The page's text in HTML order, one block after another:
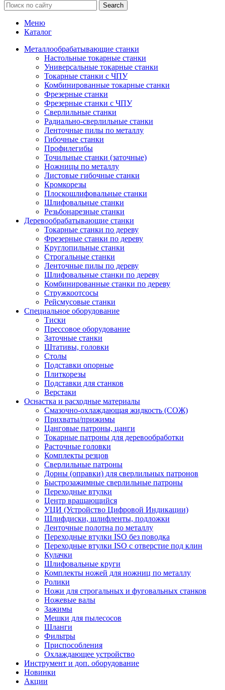
Search
Меню
Каталог
Металлообрабатывающие станки
Настольные токарные станки
Универсальные токарные станки
Токарные станки с ЧПУ
Комбинированные токарные станки
Фрезерные станки
Фрезерные станки с ЧПУ
Сверлильные станки
Радиально-сверлильные станки
Ленточные пилы по металлу
Гибочные станки
Профилегибы
Точильные станки (заточные)
Ножницы по металлу
Листовые гибочные станки
Кромкорезы
Плоскошлифовальные станки
Шлифовальные станки
Резьбонарезные станки
Деревообрабатывающие станки
Токарные станки по дереву
Фрезерные станки по дереву
Круглопильные станки
Строгальные станки
Ленточные пилы по дереву
Шлифовальные станки по дереву
Комбинированные станки по дереву
Стружкоотсосы
Рейсмусовые станки
Специальное оборудование
Тиски
Прессовое оборудование
Заточные станки
Штативы, головки
Столы
Подставки опорные
Плиткорезы
Подставки для станков
Верстаки
Оснастка и расходные материалы
Смазочно-охлаждающая жидкость (СОЖ)
Прихваты/прижимы
Цанговые патроны, цанги
Токарные патроны для деревообработки
Расточные головки
Комплекты резцов
Сверлильные патроны
Дорны (оправки) для сверлильных патронов
Быстрозажимные сверлильные патроны
Переходные втулки
Центр вращающийся
УЦИ (Устройство Цифровой Индикации)
Шлифдиски, шлифленты, подложки
Ленточные полотна по металлу
Переходные втулки ISO без поводка
Переходные втулки ISO с отверстие под клин
Кулачки
Шлифовальные круги
Комплекты ножей для ножниц по металлу
Ролики
Ножи для строгальных и фуговальных станков
Ножевые валы
Зажимы
Мешки для пылесосов
Шланги
Фильтры
Приспособления
Охлаждающее устройство
Инструмент и доп. оборудование
Новинки
Акции